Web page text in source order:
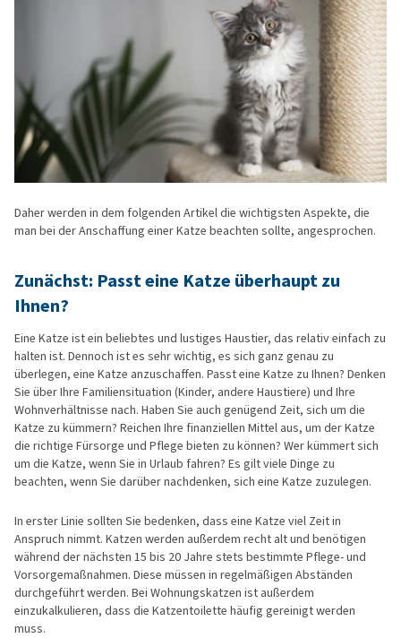
Daher werden in dem folgenden Artikel die wichtigsten Aspekte, die
man bei der Anschaffung einer Katze beachten sollte, angesprochen.
Zunächst: Passt eine Katze überhaupt zu
Ihnen?
Eine Katze ist ein beliebtes und lustiges Haustier, das relativ einfach zu
halten ist. Dennoch ist es sehr wichtig, es sich ganz genau zu
überlegen, eine Katze anzuschaffen. Passt eine Katze zu Ihnen? Denken
Sie über Ihre Familiensituation (Kinder, andere Haustiere) und Ihre
Wohnverhältnisse nach. Haben Sie auch genügend Zeit, sich um die
Katze zu kümmern? Reichen Ihre finanziellen Mittel aus, um der Katze
die richtige Fürsorge und Pflege bieten zu können? Wer kümmert sich
um die Katze, wenn Sie in Urlaub fahren? Es gilt viele Dinge zu
beachten, wenn Sie darüber nachdenken, sich eine Katze zuzulegen.
In erster Linie sollten Sie bedenken, dass eine Katze viel Zeit in
Anspruch nimmt. Katzen werden außerdem recht alt und benötigen
während der nächsten 15 bis 20 Jahre stets bestimmte Pflege- und
Vorsorgemaßnahmen. Diese müssen in regelmäßigen Abständen
durchgeführt werden. Bei Wohnungskatzen ist außerdem
einzukalkulieren, dass die Katzentoilette häufig gereinigt werden
muss.